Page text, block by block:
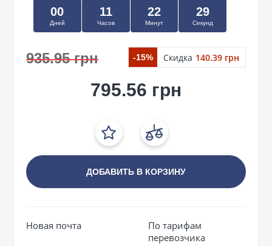
00
Дней
11
Часов
22
Минут
28
Секунд
935.95 грн -15% Скидка 140.39 грн
795.56 грн
ДОБАВИТЬ В КОРЗИНУ
Новая почта
По тарифам
перевозчика